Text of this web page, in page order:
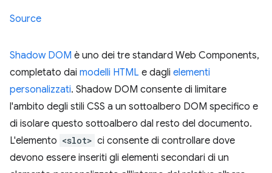
Source
Shadow DOM è uno dei tre standard Web Components,
completato dai modelli HTML e dagli elementi
personalizzati. Shadow DOM consente di limitare
l'ambito degli stili CSS a un sottoalbero DOM specifico e
di isolare questo sottoalbero dal resto del documento.
L'elemento <slot> ci consente di controllare dove
devono essere inseriti gli elementi secondari di un